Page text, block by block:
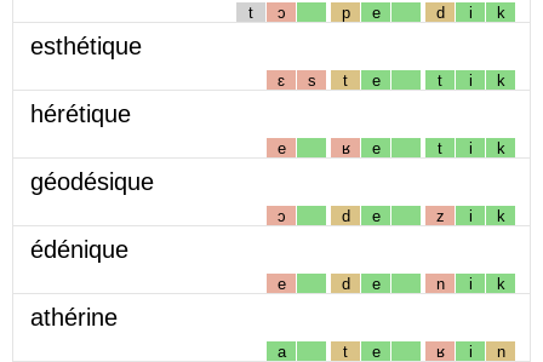
t ɔ p e d i k
esthétique
ɛ s t e t i k
hérétique
e ʁ e t i k
géodésique
ɔ d e z i k
édénique
e d e n i k
athérine
a t e ʁ i n